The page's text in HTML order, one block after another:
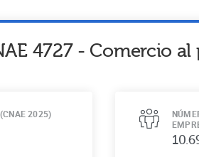
4727- Comercio
2025)